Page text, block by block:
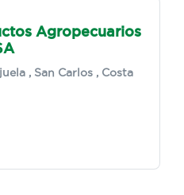
Agropecuarios
, San Carlos , Costa